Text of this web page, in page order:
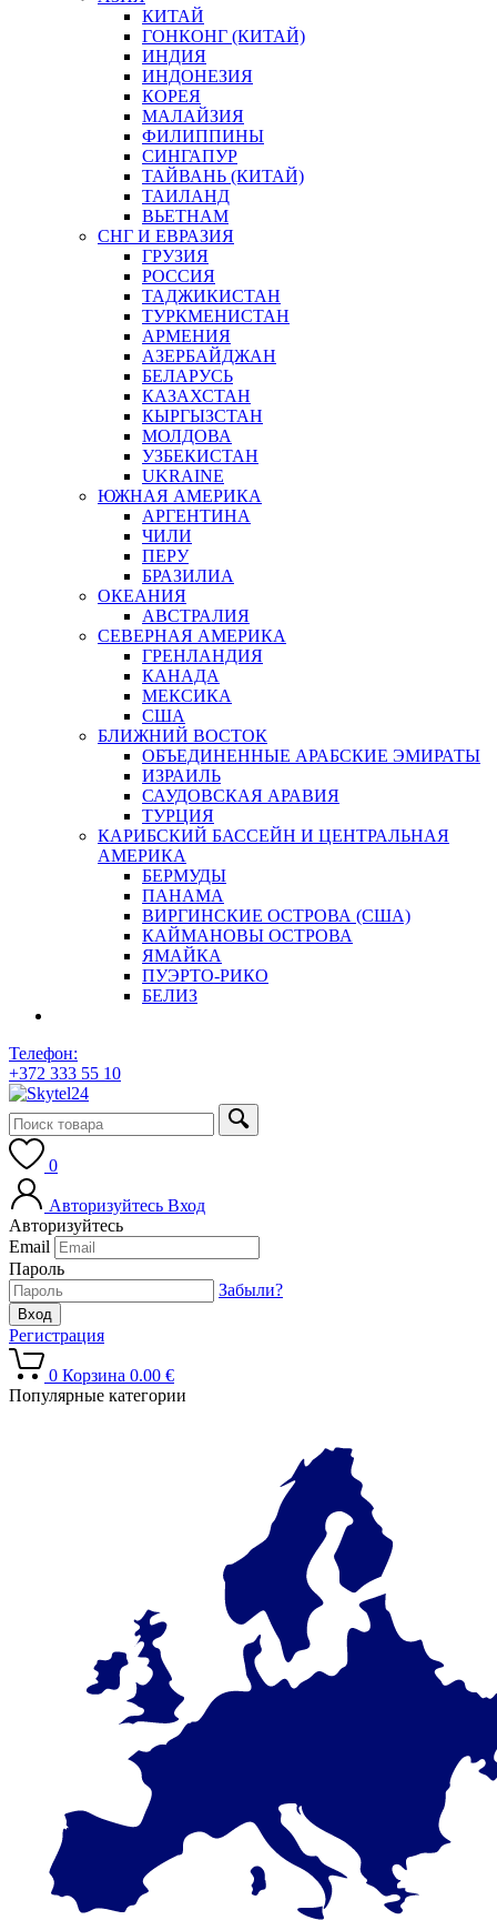
КИТАЙ
ГОНКОНГ (КИТАЙ)
ИНДИЯ
ИНДОНЕЗИЯ
КОРЕЯ
МАЛАЙЗИЯ
ФИЛИППИНЫ
СИНГАПУР
ТАЙВАНЬ (КИТАЙ)
ТАИЛАНД
ВЬЕТНАМ
СНГ И ЕВРАЗИЯ
ГРУЗИЯ
РОССИЯ
ТАДЖИКИСТАН
ТУРКМЕНИСТАН
АРМЕНИЯ
АЗЕРБАЙДЖАН
БЕЛАРУСЬ
КАЗАХСТАН
КЫРГЫЗСТАН
МОЛДОВА
УЗБЕКИСТАН
UKRAINE
ЮЖНАЯ АМЕРИКА
АРГЕНТИНА
ЧИЛИ
ПЕРУ
БРАЗИЛИА
ОКЕАНИЯ
АВСТРАЛИЯ
СЕВЕРНАЯ АМЕРИКА
ГРЕНЛАНДИЯ
КАНАДА
МЕКСИКА
США
БЛИЖНИЙ ВОСТОК
ОБЪЕДИНЕННЫЕ АРАБСКИЕ ЭМИРАТЫ
ИЗРАИЛЬ
САУДОВСКАЯ АРАВИЯ
ТУРЦИЯ
КАРИБСКИЙ БАССЕЙН И ЦЕНТРАЛЬНАЯ
АМЕРИКА
БЕРМУДЫ
ПАНАМА
ВИРГИНСКИЕ ОСТРОВА (США)
КАЙМАНОВЫ ОСТРОВА
ЯМАЙКА
ПУЭРТО-РИКО
БЕЛИЗ
Телефон:
+372 333 55 10
0
Авторизуйтесь Вход
Авторизуйтесь
Email
Пароль
Забыли?
Регистрация
0 Корзина 0.00 €
Популярные категории